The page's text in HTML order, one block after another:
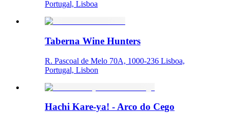
Portugal, Lisboa
Taberna Wine Hunters
R. Pascoal de Melo 70A, 1000-236 Lisboa,
Portugal, Lisbon
Hachi Kare-ya! - Arco do Cego